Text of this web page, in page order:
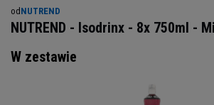
od NUTREND
NUTREND - Isodrinx - 8x 750ml -
W zestawie